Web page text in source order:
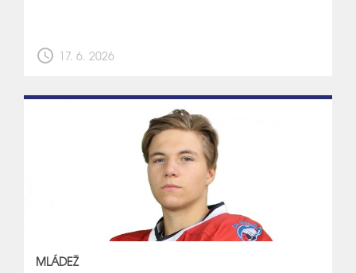
schedule 17. 6. 2026
MLÁDEŽ